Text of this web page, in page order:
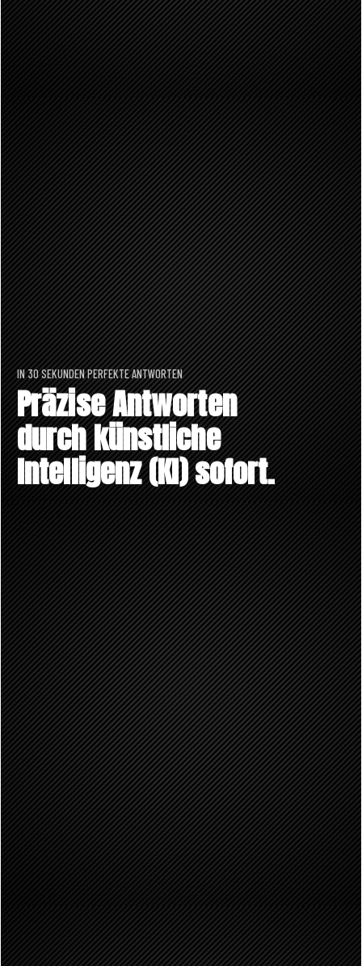
IN 30 SEKUNDEN PERFEKTE ANTWORTEN
Präzise Antworten
durch künstliche
Intelligenz (KI) sofort.